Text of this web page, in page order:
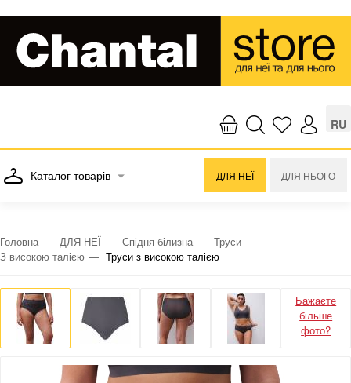
RU
Каталог товарів ДЛЯ НЕЇ ДЛЯ НЬОГО
Головна ДЛЯ НЕЇ Спідня білизна
Труси
З високою талією
Труси з високою талією
Бажаєте
більше
фото?